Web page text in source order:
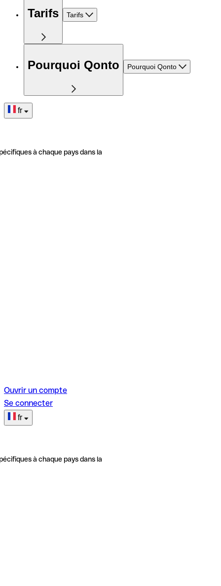
Tarifs Tarifs
Pourquoi Qonto Pourquoi Qonto
fr
à chaque pays dans la
Ouvrir un compte
Se connecter
fr
à chaque pays dans la